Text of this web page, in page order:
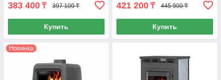
383 400 ₸ 397 100 ₸
Купить
421 200 ₸ 445 900 ₸
Купить
Новинка